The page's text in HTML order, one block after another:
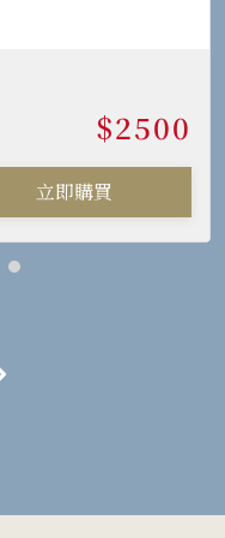
$2500
立即購買